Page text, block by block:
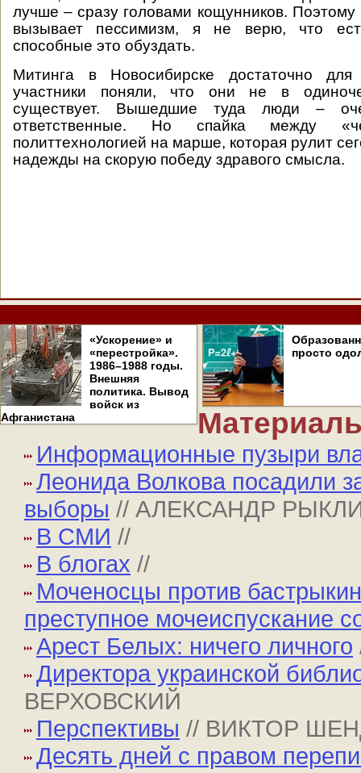
лучше – сразу головами кощунников.
вызывает пессимизм, я не верю, что
способные это обуздать.
Митинга в Новосибирске достаточно
участники поняли, что они не в
существует. Вышедшие туда люди –
ответственные. Но спайка между
политтехнологией на марше, которая рулит
надежды на скорую победу здравого смысла.
«Ускорение» и
«перестройка».
1986–1988 годы.
Внешняя
политика. Вывод
войск из
Афганистана
просто
Информационные пузыри
Леонида Волкова посадили
выборы // АЛЕКСАНДР
В СМИ //
В блогах //
Моченосцы против
преступное мочеиспускание
Арест Белых: ничего личного
Директора украинской
ВЕРХОВСКИЙ
Перспективы // ВИКТОР
Десять дней с правом